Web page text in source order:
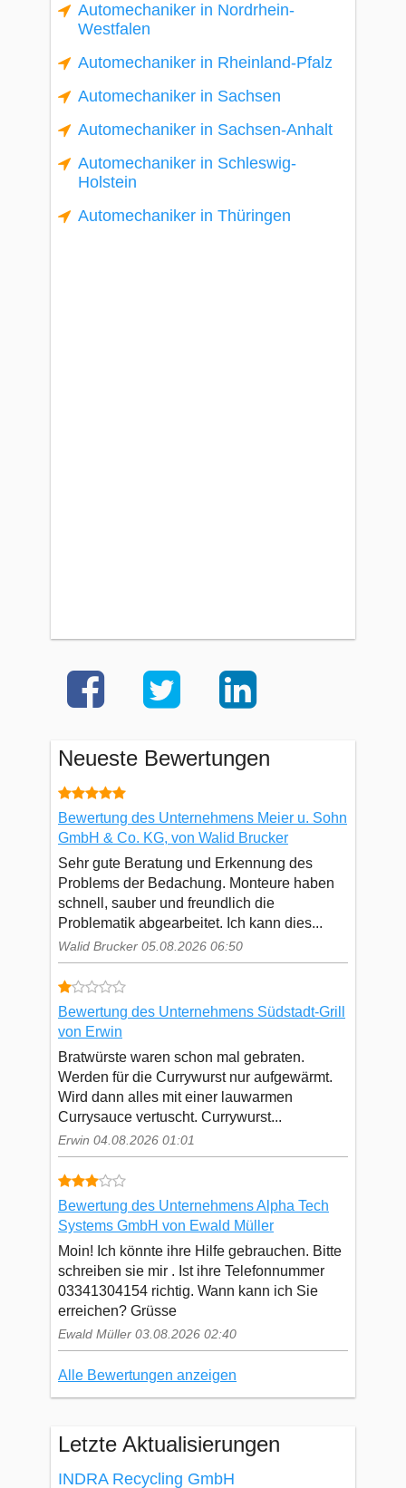
Automechaniker in Nordrhein-
Westfalen
Automechaniker in Rheinland-Pfalz
Automechaniker in Sachsen
Automechaniker in Sachsen-Anhalt
Automechaniker in Schleswig-
Holstein
Automechaniker in Thüringen
Neueste Bewertungen
Bewertung des Unternehmens Meier u. Sohn
GmbH & Co. KG, von Walid Brucker
Sehr gute Beratung und Erkennung des
Problems der Bedachung. Monteure haben
schnell, sauber und freundlich die
Problematik abgearbeitet. Ich kann dies...
Walid Brucker 05.08.2026 06:50
Bewertung des Unternehmens Südstadt-Grill
von Erwin
Bratwürste waren schon mal gebraten.
Werden für die Currywurst nur aufgewärmt.
Wird dann alles mit einer lauwarmen
Currysauce vertuscht. Currywurst...
Erwin 04.08.2026 01:01
Bewertung des Unternehmens Alpha Tech
Systems GmbH von Ewald Müller
Moin! Ich könnte ihre Hilfe gebrauchen. Bitte
schreiben sie mir . Ist ihre Telefonnummer
03341304154 richtig. Wann kann ich Sie
erreichen? Grüsse
Ewald Müller 03.08.2026 02:40
Alle Bewertungen anzeigen
Letzte Aktualisierungen
INDRA Recycling GmbH